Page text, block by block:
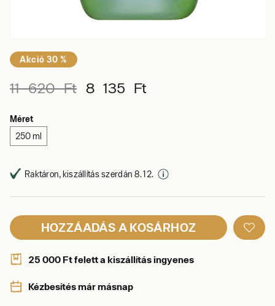
Akció 30 %
11 620 Ft 8 135 Ft
Méret
250 ml
Raktáron, kiszállítás szerdán 8. 12.
HOZZÁADÁS A KOSÁRHOZ
25 000 Ft felett a kiszállítás ingyenes
Kézbesítés már másnap